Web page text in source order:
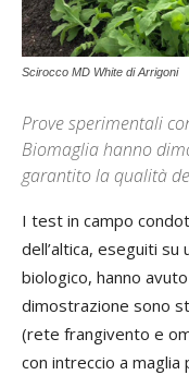
Scirocco MD White di Arrigoni
Prove sperimentali
Biomaglia hanno
garantito la qualità
I test in campo
dell’altica, eseguiti su
biologico, hanno
dimostrazione sono
(rete frangivento e
con intreccio a maglia